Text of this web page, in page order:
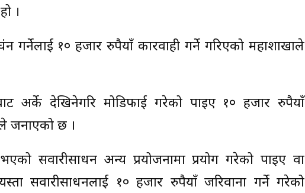
।
१० हजार रुपैयाँ कारवाही गर्ने गरिएको महाशाखाले
अर्के देखिनेगरि मोडिफाई गरेको पाइए १० हजार रुपैयाँ
जनाएको छ ।
सवारीसाधन अन्य प्रयोजनामा प्रयोग गरेको पाइए वा
सवारीसाधनलाई १० हजार रुपैयाँ जरिवाना गर्ने गरेको